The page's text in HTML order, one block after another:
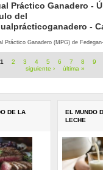
Práctico Ganadero -
del
-
Práctico Ganadero (MPG) de
1 2 3 4 5 6 7 8 9
siguiente ›
última »
DE LA
EL MUNDO
LECHE